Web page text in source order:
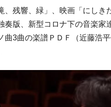
、残響、緑」、映画「にしき
奏版、新型コロナ下の音楽家
曲3曲の楽譜ＰＤＦ（近藤浩